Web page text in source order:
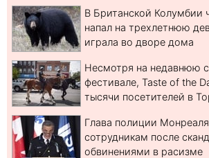
В Британской Колумбии
напал на трехлетнюю
играла во дворе дома
Несмотря на недавнюю
фестивале, Taste of the
тысячи посетителей в
Глава полиции
сотрудникам после
обвинениями в расизме